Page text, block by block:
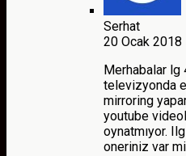
Serhat
20 Ocak 2018
Merhabalar
televizyonda
mirroring
youtube
oynatmıyor.
oneriniz var